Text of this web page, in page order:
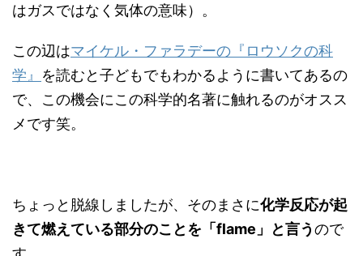
はガスではなく気体の意味）。
この辺はマイケル・ファラデーの『ロウソクの科
学』 を読むと子どもでもわかるように書いてあるの
で、この機会にこの科学的名著に触れるのがオスス
メです笑。
ちょっと脱線しましたが、そのまさに化学反応が起
きて燃えている部分のことを「flame」と言うので